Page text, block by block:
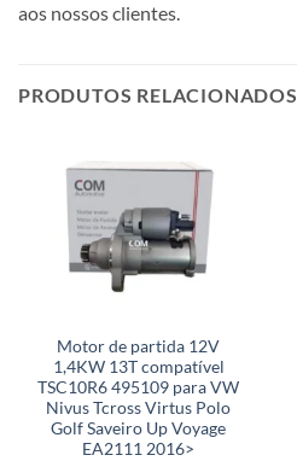
aos nossos clientes.
PRODUTOS RELACIONADOS
Motor de partida 12V
1,4KW 13T compatível
TSC10R6 495109 para VW
Nivus Tcross Virtus Polo
Golf Saveiro Up Voyage
EA2111 2016>